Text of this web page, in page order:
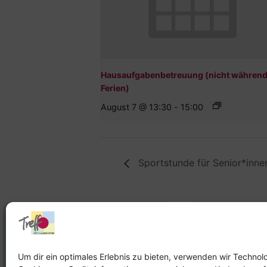
Um dir ein optimales Erlebnis zu bieten, verwenden wir
Hausaufgabenbetreuung (nicht
Ferien)
August 7 @ 13:30 - 15:00
Sportstunde für
Stadtteilhaus
Tel.:09131-9232777 Tel.: Telefon: